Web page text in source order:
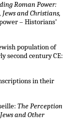
Roman Power:
and Christians,
– Historians’
population of
second century CE:
in their
The Perception
and Other